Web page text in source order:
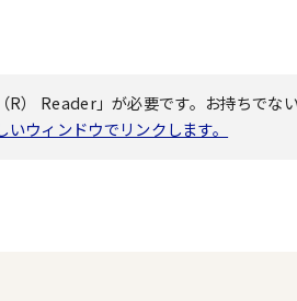
） Reader」が必要です。お持ちでな
ウィンドウでリンクします。